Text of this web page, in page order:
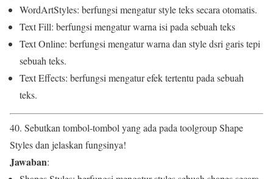
WordArtStyles: berfungsi mengatur style teks secara otomatis.
Text Fill: berfungsi mengatur warna isi pada sebuah teks
Text Online: berfungsi mengatur warna dan style dsri garis tepi
sebuah teks.
Text Effects: berfungsi mengatur efek tertentu pada sebuah
teks.
40. Sebutkan tombol-tombol yang ada pada toolgroup Shape
Styles dan jelaskan fungsinya!
Jawaban: